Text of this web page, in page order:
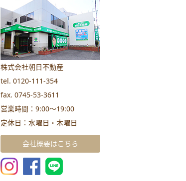
株式会社朝日不動産
tel. 0120-111-354
fax. 0745-53-3611
営業時間：9:00～19:00
定休日：水曜日・木曜日
会社概要はこちら